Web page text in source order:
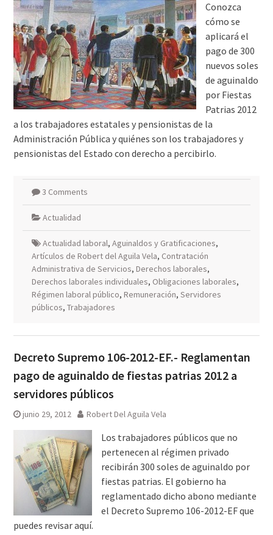
Conozca
cómo se
aplicará el
pago de 300
nuevos soles
de aguinaldo
por Fiestas
Patrias 2012
a los trabajadores estatales y pensionistas de la
Administración Pública y quiénes son los trabajadores y
pensionistas del Estado con derecho a percibirlo.
3 Comments
Actualidad
Actualidad laboral, Aguinaldos y Gratificaciones,
Artículos de Robert del Aguila Vela, Contratación
Administrativa de Servicios, Derechos laborales,
Derechos laborales individuales, Obligaciones laborales,
Régimen laboral público, Remuneración, Servidores
públicos, Trabajadores
Decreto Supremo 106-2012-EF.- Reglamentan
pago de aguinaldo de fiestas patrias 2012 a
servidores públicos
junio 29, 2012 Robert Del Aguila Vela
Los trabajadores públicos que no
pertenecen al régimen privado
recibirán 300 soles de aguinaldo por
fiestas patrias. El gobierno ha
reglamentado dicho abono mediante
el Decreto Supremo 106-2012-EF que
puedes revisar aquí.